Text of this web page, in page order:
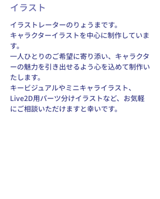
イラスト
イラストレーターのりょうまです。
キャラクターイラストを中心に制作していま
す。
一人ひとりのご希望に寄り添い、キャラクタ
ーの魅力を引き出せるよう心を込めて制作い
たします。
キービジュアルやミニキャライラスト、
Live2D用パーツ分けイラストなど、お気軽
にご相談いただけますと幸いです。